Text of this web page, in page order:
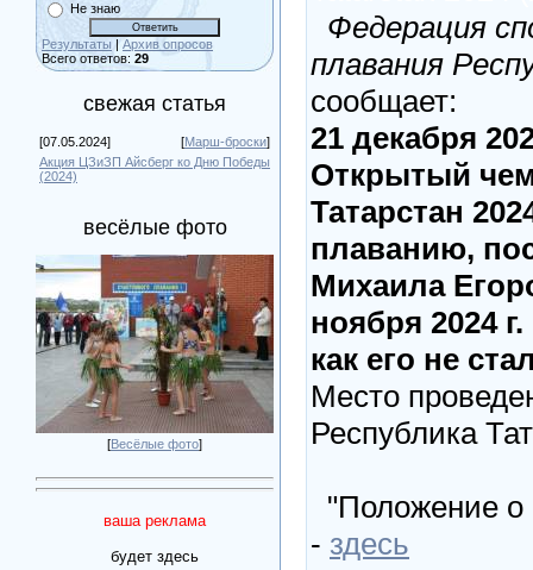
Не знаю
Результаты | Архив опросов
Всего ответов: 29
свежая статья
[07.05.2024] [Марш-броски]
Акция ЦЗиЗП Айсберг ко Дню Победы
(2024)
весёлые фото
[Весёлые фото]
ваша реклама
будет здесь
Федерация
плавания
сообщает:
21 декабря
Открытый
Татарстан
плаванию,
Михаила
ноября 2024
как его не
Место
Республика
"Положение о
- здесь